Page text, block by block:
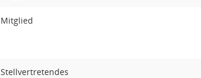
Mitglied
Stellvertretendes